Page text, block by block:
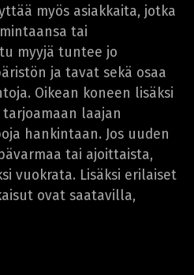
myös asiakkaita, jotka
tai
myyjä tuntee jo
ja tavat sekä osaa
Oikean koneen lisäksi
laajan
hankintaan. Jos uuden
tai ajoittaista,
vuokrata. Lisäksi erilaiset
ovat saatavilla,